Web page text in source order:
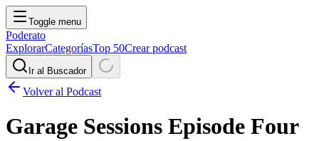
Toggle menu
Poderato
ExplorarCategoríasTop 50Crear podcast
Ir al Buscador
Volver al Podcast
Garage Sessions Episode Four